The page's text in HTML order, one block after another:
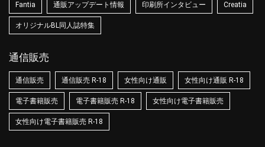
Fantia 通販アップデート情報 印刷所インタビュー Creatia
オリジナルBL同人誌特集
通信販売
通信販売 通信販売 R-18 女性向け通販 女性向け通販 R-18
電子書籍販売 電子書籍販売 R-18 女性向け電子書籍販売
女性向け電子書籍販売 R-18